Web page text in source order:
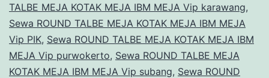
TALBE MEJA KOTAK MEJA IBM MEJA Vip karawang,
Sewa ROUND TALBE MEJA KOTAK MEJA IBM MEJA
Vip PIK, Sewa ROUND TALBE MEJA KOTAK MEJA IBM
MEJA Vip purwokerto, Sewa ROUND TALBE MEJA
KOTAK MEJA IBM MEJA Vip subang, Sewa ROUND